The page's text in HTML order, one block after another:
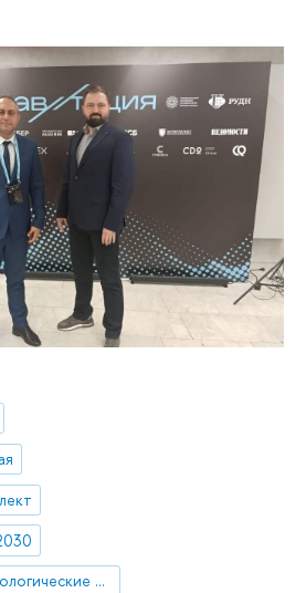
Стратегические технологические проекты